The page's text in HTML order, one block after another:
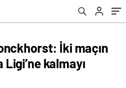
İki maçın
kalmayı